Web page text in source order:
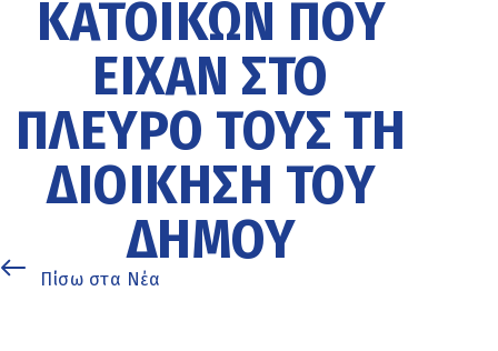
ΚΑΤΟΊΚΩΝ ΠΟΥ
ΕΊΧΑΝ ΣΤΟ
ΠΛΕΥΡΌ ΤΟΥΣ ΤΗ
ΔΙΟΊΚΗΣΗ ΤΟΥ
ΔΉΜΟΥ
Πίσω στα Νέα